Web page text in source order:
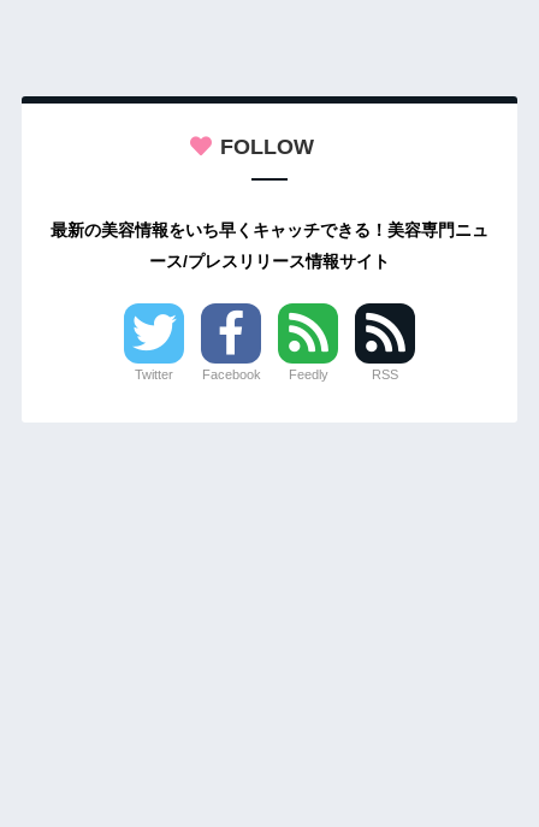
FOLLOW
最新の美容情報をいち早くキャッチできる！美容専門ニュ
ース/プレスリリース情報サイト
Twitter Facebook Feedly RSS